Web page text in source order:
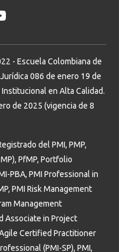
- Escuela Colombiana de
086 de enero 19 de
en Alta Calidad.
de 2025 (vigencia de 8
del PMI, PMP,
PfMP, Portfolio
PBA, PMI Professional in
PMI Risk Management
Management
Associate in Project
Agile Certified Practitioner
(PMI-SP), PMI,